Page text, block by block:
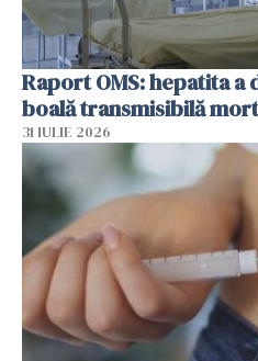
Raport OMS: hepatita
boală transmisibilă
31 IULIE 2026